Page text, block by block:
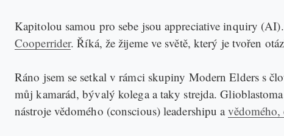
Kapitolou samou pro sebe jsou appreciative inquiry
Cooperrider. Říká, že žijeme ve světě, který je tvořen
Ráno jsem se setkal v rámci skupiny Modern Elders s
můj kamarád, bývalý kolega a taky strejda.
nástroje vědomého (conscious) leadershipu a